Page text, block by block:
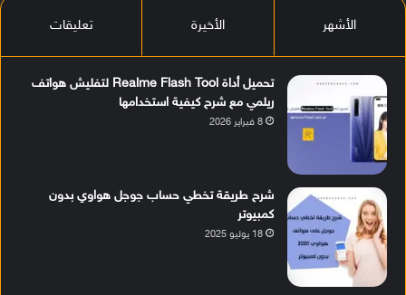
الأشهر الأخيرة تعليقات
تحميل أداة Realme Flash Tool لتفليش هواتف
ريلمي مع شرح كيفية استخدامها
8 فبراير 2026
شرح طريقة تخطي حساب جوجل هواوي بدون
كمبيوتر
18 يوليو 2025